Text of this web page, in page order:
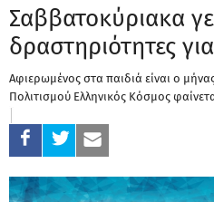
Σαββατοκύριακα
δραστηριότητες
Αφιερωμένος στα παιδιά είναι ο
Πολιτισμού Ελληνικός Κόσμος